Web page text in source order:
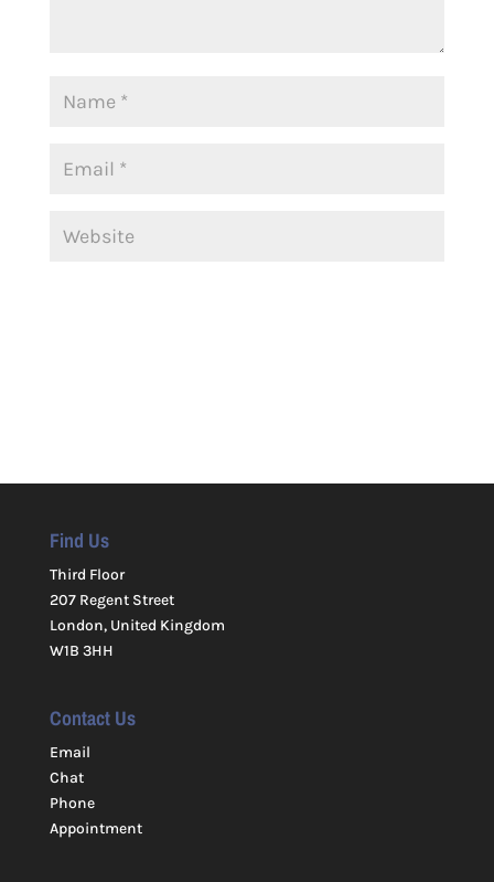
Find Us
Third Floor
207 Regent Street
London, United Kingdom
W1B 3HH
Contact Us
Email
Chat
Phone
Appointment